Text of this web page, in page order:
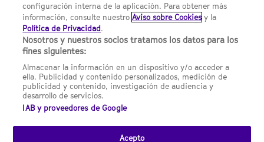
NBCUNIVERSAL
Contáctanos por email: contact.SYFYSpain@nbcuni.com
NBC Universal Global Networks España S.L.U. Edificio Torre
Europa. Paseo de la Castellana, 95. Planta 10 28046 Madrid B-
82227893
SYFY España está sujeto a la jurisdicción española y regulado
por la Comisión Nacional de los Mercados y la Competencia
(CNMC).
configuración interna de la aplicación. Para obtener más
información, consulte nuestroAviso sobre Cookies y la
Política de Privacidad.
Nosotros y nuestros socios tratamos los datos para los
fines siguientes:
Almacenar la información en un dispositivo y/o acceder a
ella. Publicidad y contenido personalizados, medición de
publicidad y contenido, investigación de audiencia y
desarrollo de servicios.
IAB y proveedores de Google
Acepto